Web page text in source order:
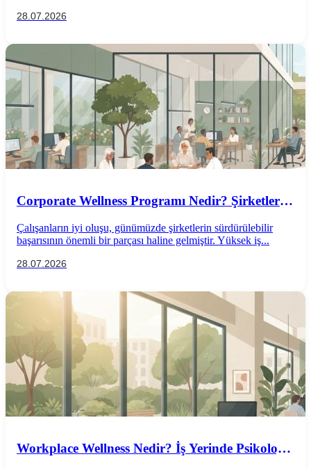
28.07.2026
Corporate Wellness Programı Nedir? Şirketler
Çalışanların iyi oluşu, günümüzde şirketlerin sürdürülebilir
başarısının önemli bir parçası haline gelmiştir. Yüksek iş...
28.07.2026
Workplace Wellness Nedir? İş Yerinde Psikolojik